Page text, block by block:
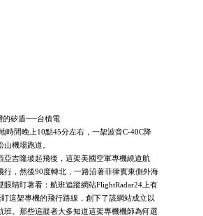
的矽盾──台積電
時間晚上10點45分左右，一架波音C-40C降
機場跑道。
亞吉隆坡起飛後，這架美國空軍專機繞道航
行，然後90度轉北，一路沿著菲律賓東側外海
眼睛盯著看：航班追蹤網站FlightRadar24上有
這架專機的飛行路線，創下了該網站成立以
班。那些追蹤者大多知道這架專機機師為何選